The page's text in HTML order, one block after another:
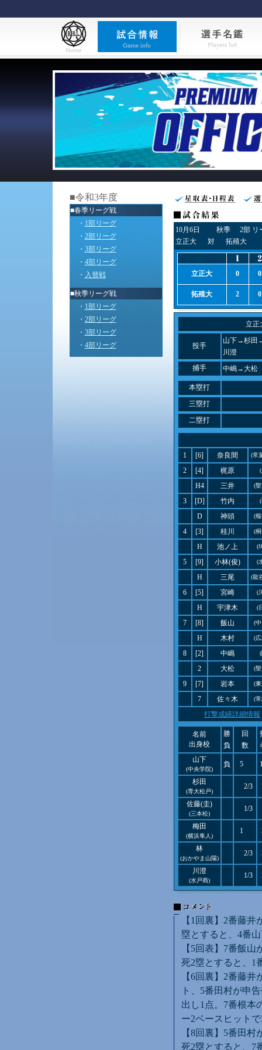
■令和3年度
■春季リーグ戦
・ 1部リーグ
・ 2部リーグ
・ 3部リーグ
・ 4部リーグ
・ 入替戦
■秋季リーグ戦
・ 1部リーグ
・ 2部リーグ
・ 3部リーグ
・ 4部リーグ
10月6日 秋季
2部 リ
立正大
対 拓殖大
立正大 0 0
拓殖大 2 0
立正
投手
山下→杉
川澄
捕手
中嶋→大松
本塁打
三塁打
二塁打
1 [6] 奈良間 (常
2 [4] 梶原
H4 三井 (
3 [D] 竹内
D 神頭 (
4 [3] 桂川 (
H 池ノ上 (
5 [9] 小林(俊) (
H 三尾 (龍
6 [5] 宮崎 (
H 宇津木 (
7 [8] 飯山 (
H 木村 (
8 [2] 中嶋
2 大松 (
9 [7] 岩本 (
7 佐々木 (
打撃成績詳細情報
名前
出身校
勝
負
回
数
山下
(中央学院)
負 5
杉田
(専大松戸)
2/3
佐藤(圭)
(三本松)
1/3
梅田
(横浜隼人)
1
林
(おかやま山陽)
2/3
川澄
(水戸商)
1/3
【1回裏】2番藤
塁とすると、4番
【5回表】7番飯
死2塁とすると、1
【6回裏】2番藤
ト、5番田村が申
出し1点。7番根本
ー2ベースヒット
【8回裏】5番田
死2塁とすると、7